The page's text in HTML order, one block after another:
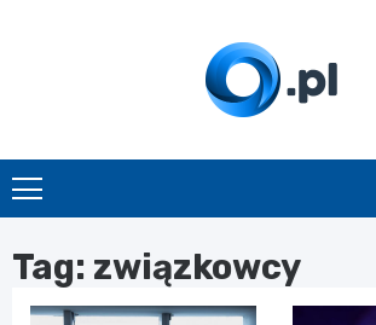
O.pl
Tag: związkowcy